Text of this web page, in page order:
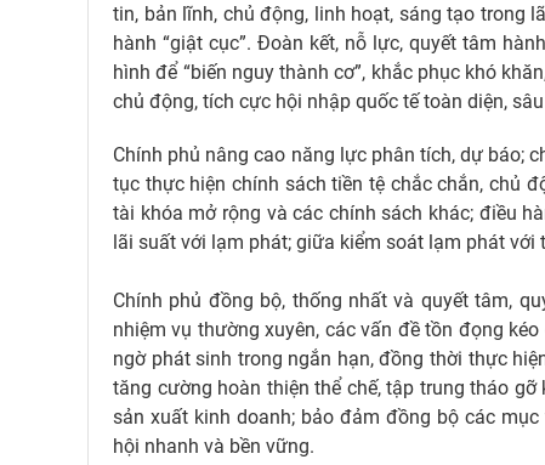
tin, bản lĩnh, chủ động, linh hoạt, sáng tạo trong
hành “giật cục”. Đoàn kết, nỗ lực, quyết tâm
hình để “biến nguy thành cơ”, khắc phục khó
chủ động, tích cực hội nhập quốc tế toàn diện,
Chính phủ nâng cao năng lực phân tích, dự báo;
tục thực hiện chính sách tiền tệ chắc chắn, chủ
tài khóa mở rộng và các chính sách khác; điều
lãi suất với lạm phát; giữa kiểm soát lạm phát
Chính phủ đồng bộ, thống nhất và quyết tâm,
nhiệm vụ thường xuyên, các vấn đề tồn đọng
ngờ phát sinh trong ngắn hạn, đồng thời thực
tăng cường hoàn thiện thể chế, tập trung tháo
sản xuất kinh doanh; bảo đảm đồng bộ các
hội nhanh và bền vững.